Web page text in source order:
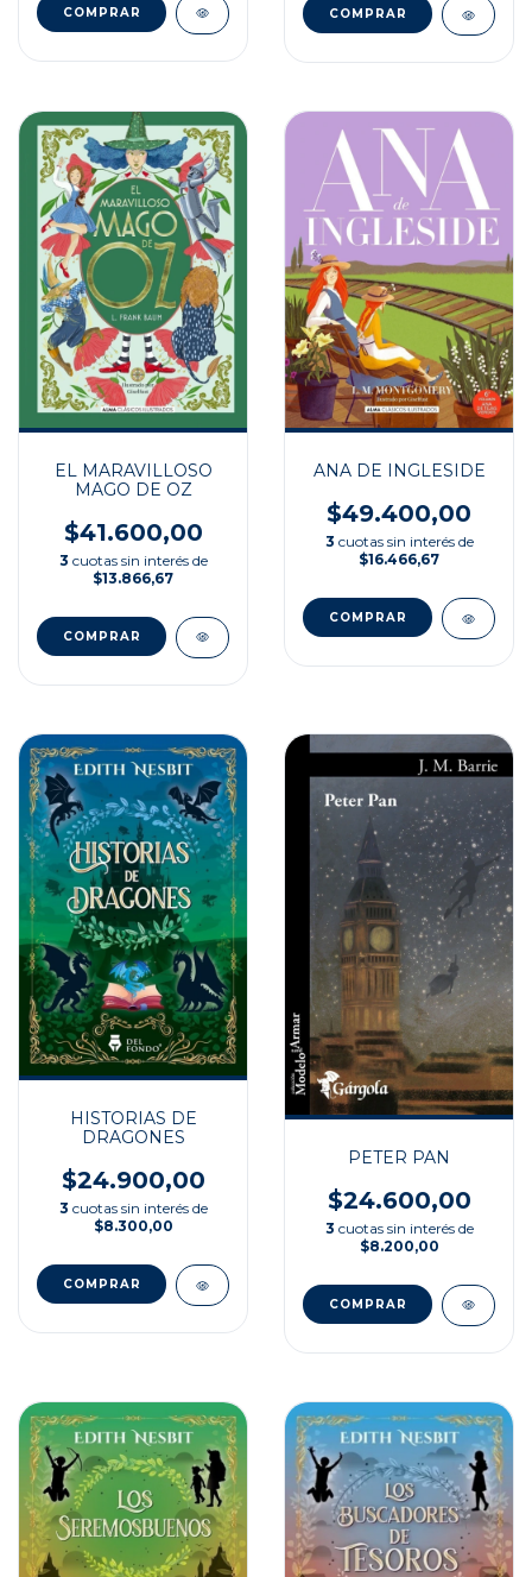
EL MARAVILLOSO
MAGO DE OZ
$41.600,00
3 cuotas sin interés de
$13.866,67
ANA DE INGLESIDE
$49.400,00
3 cuotas sin interés de
$16.466,67
HISTORIAS DE
DRAGONES
$24.900,00
3 cuotas sin interés de
$8.300,00
PETER PAN
$24.600,00
3 cuotas sin interés de
$8.200,00